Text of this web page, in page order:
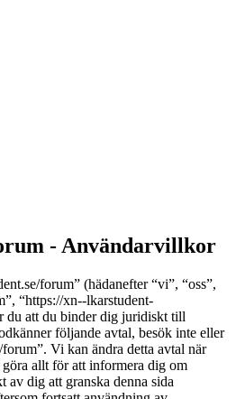
- Användarvillkor
forum” (hädanefter “vi”, “oss”,
“https://xn--lkarstudent-
du att du binder dig juridiskt till
följande avtal, besök inte eller
Vi kan ändra detta avtal när
allt för att informera dig om
av dig att granska denna sida